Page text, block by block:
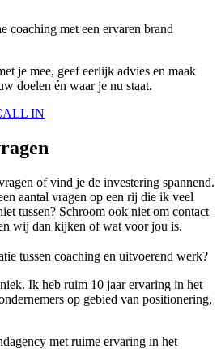
coaching met een ervaren brand
je mee, geef eerlijk advies en maak
doelen én waar je nu staat.
IN
of vind je de investering spannend.
aantal vragen op een rij die ik veel
tussen? Schroom ook niet om contact
wij dan kijken of wat voor jou is.
tussen coaching en uitvoerend werk?
Ik heb ruim 10 jaar ervaring in het
op gebied van positionering,
met ruime ervaring in het